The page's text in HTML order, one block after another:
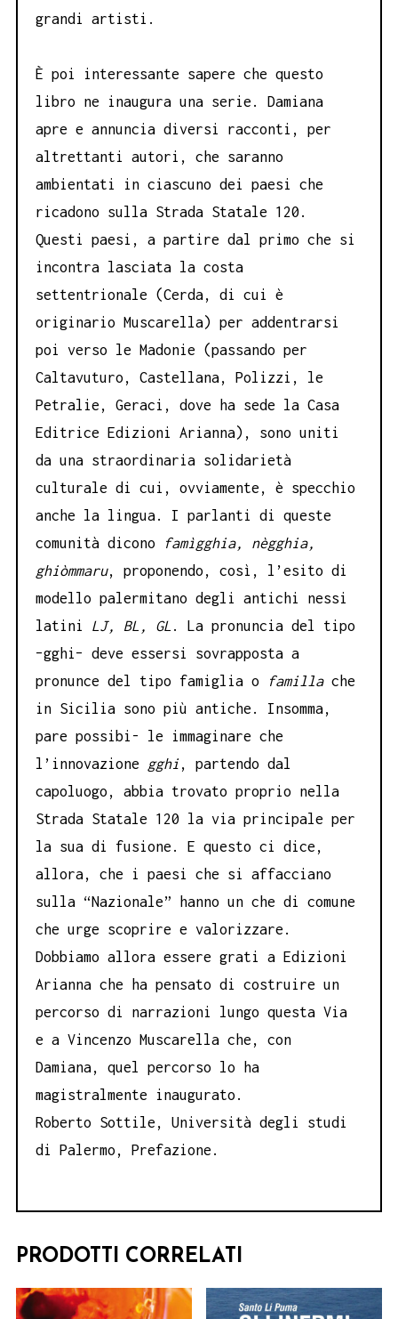
grandi artisti.
È poi interessante sapere che questo
libro ne inaugura una serie. Damiana
apre e annuncia diversi racconti, per
altrettanti autori, che saranno
ambientati in ciascuno dei paesi che
ricadono sulla Strada Statale 120.
Questi paesi, a partire dal primo che si
incontra lasciata la costa
settentrionale (Cerda, di cui è
originario Muscarella) per addentrarsi
poi verso le Madonie (passando per
Caltavuturo, Castellana, Polizzi, le
Petralie, Geraci, dove ha sede la Casa
Editrice Edizioni Arianna), sono uniti
da una straordinaria solidarietà
culturale di cui, ovviamente, è specchio
anche la lingua. I parlanti di queste
comunità dicono
famìgghia, nègghia,
ghiòmmaru, proponendo, così, l’esito di
modello palermitano degli antichi nessi
latini LJ, BL, GL . La pronuncia del tipo
–gghi– deve essersi sovrapposta a
pronunce del tipo famiglia o
famillache
in Sicilia sono più antiche. Insomma,
pare possibi- le immaginare che
l’innovazione gghi , partendo dal
capoluogo, abbia trovato proprio nella
Strada Statale 120 la via principale per
la sua di fusione. E questo ci dice,
allora, che i paesi che si affacciano
sulla “Nazionale” hanno un che di comune
che urge scoprire e valorizzare.
Dobbiamo allora essere grati a Edizioni
Arianna che ha pensato di costruire un
percorso di narrazioni lungo questa Via
e a Vincenzo Muscarella che, con
Damiana, quel percorso lo ha
magistralmente inaugurato.
Roberto Sottile, Università degli studi
di Palermo, Prefazione.
PRODOTTI CORRELATI